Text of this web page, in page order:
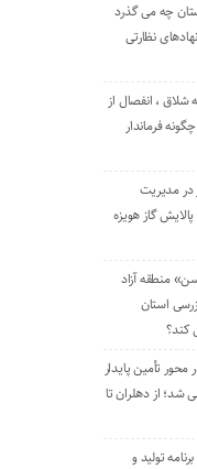
چه می گذرد
نظارتی
، انفصال از
فرماندار
در مدیریت
گاز هویزه
منطقه آزاد
استان
کند؟
محور تأمین پایدار
شد؛ از دهلران تا
برنامه تولید و